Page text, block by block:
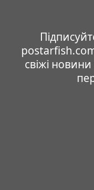
свіжі новини